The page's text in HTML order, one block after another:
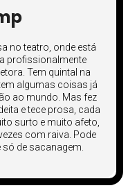
no teatro, onde está
profissionalmente
Tem quintal na
algumas coisas já
ao mundo. Mas fez
e tece prosa, cada
surto e muito afeto,
com raiva. Pode
de sacanagem.